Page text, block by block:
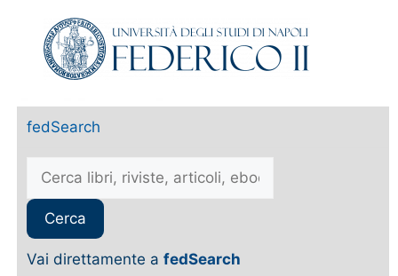
fedSearch
Vai direttamente a fedSearch